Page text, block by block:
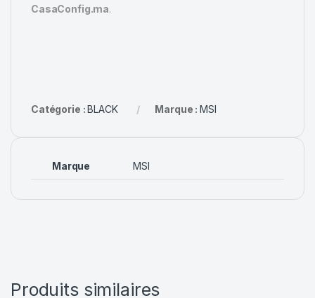
CasaConfig.ma.
Catégorie :BLACK Marque :MSI
Marque MSI
Produits similaires